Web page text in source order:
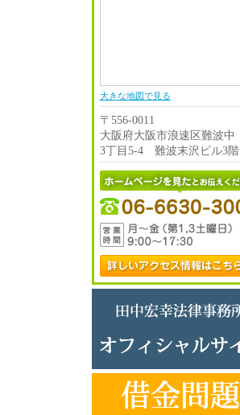
大きな地図で見る
〒556-0011
大阪府大阪市浪速区難波中
3丁目5-4 難波末沢ビル3階